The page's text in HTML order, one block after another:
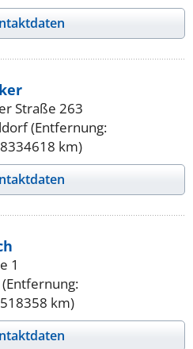
Straße 263
(Entfernung:
km)
1
km)